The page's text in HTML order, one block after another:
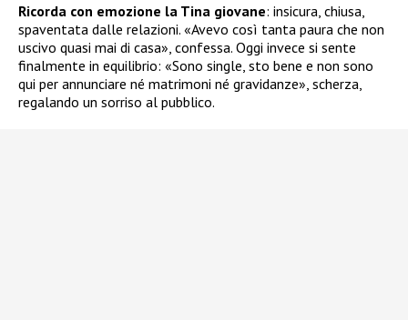
Ricorda con emozione la Tina giovane: insicura, chiusa,
spaventata dalle relazioni. «Avevo così tanta paura che non
uscivo quasi mai di casa», confessa. Oggi invece si sente
finalmente in equilibrio: «Sono single, sto bene e non sono
qui per annunciare né matrimoni né gravidanze», scherza,
regalando un sorriso al pubblico.